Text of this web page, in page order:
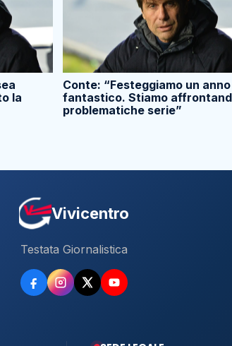
la
Conte: “Festeggiamo un anno
fantastico. Stiamo
problematiche serie”
Vivicentro
Testata Giornalistica